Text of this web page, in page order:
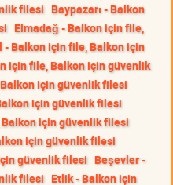
filesi Baypazarı - Balkon
Elmadağ - Balkon için file,
- Balkon için file, Balkon için
için file, Balkon için güvenlik
için güvenlik filesi
için güvenlik filesi
için güvenlik filesi
için güvenlik filesi
güvenlik filesi Beşevler -
filesi Etlik - Balkon için